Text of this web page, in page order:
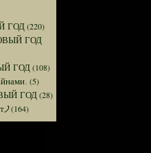
ГОД(220)
ГОД
ГОД(108)
(5)
ГОД(28)
(164)